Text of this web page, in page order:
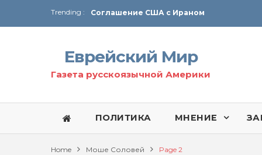
Trending :
Соглашение США с Ираном
Технология Революции в Иране
От Ирана до Ливана и Газы
Еврейский Мир
Газета русскоязычной Америки
ПОЛИТИКА МНЕНИЕ
Home Моше Соловей Page 2